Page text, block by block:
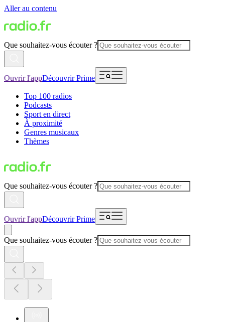
Aller au contenu
Que souhaitez-vous écouter ?
Ouvrir l'appDécouvrir Prime
Top 100 radios
Podcasts
Sport en direct
À proximité
Genres musicaux
Thèmes
Que souhaitez-vous écouter ?
Ouvrir l'appDécouvrir Prime
Que souhaitez-vous écouter ?